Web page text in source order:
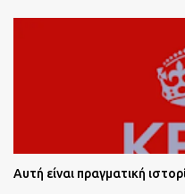
Αυτή είναι πραγματική